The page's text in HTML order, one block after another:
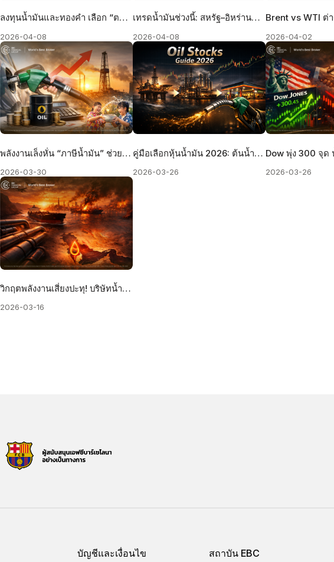
ลงทุนน้ำมันและทองคำ เลือก “ตราสารทางการเงิน” ให้เหมาะกับคุณ
2026-04-08
เทรดน้ำมันช่วงนี้: สหรัฐ–อิหร่านกดดันราคา ควรลงทุนยังไงให้รอด?
2026-04-08 2026-04-02
พลังงานเล็งหั่น “ภาษีน้ำมัน” ช่วยสงกรานต์ หลังราคานอกพุ่ง-กองทุนวิกฤต
2026-03-30
คู่มือเลือกหุ้นน้ำมัน 2026: ต้นน้ำ กลางน้ำ ปลายน้ำ ต่างกันยังไง?
2026-03-26 2026-03-26
วิกฤตพลังงานเสี่ยงปะทุ! บริษัทน้ำมันสหรัฐเตือน สงครามอิหร่านอาจดันราคาน้ำมันโลกพุ่ง
2026-03-16
บัญชีและเงื่อนไข สถาบัน EBC